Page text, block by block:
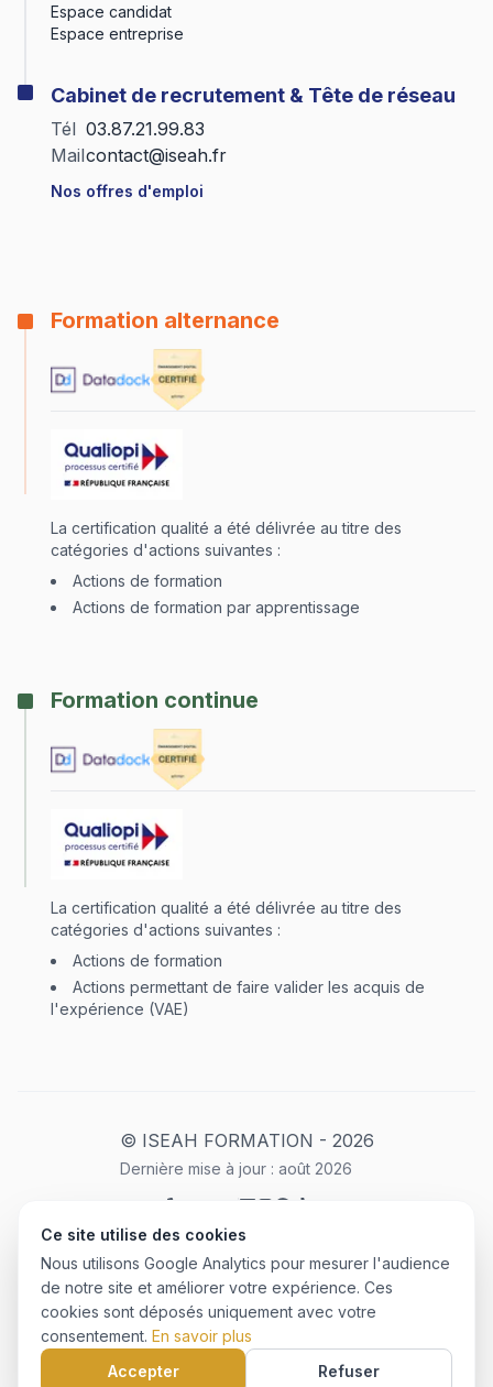
Espace candidat
Espace entreprise
Cabinet de recrutement & Tête de réseau
Tél 03.87.21.99.83
Mailcontact@iseah.fr
Nos offres d'emploi
Formation alternance
La certification qualité a été délivrée au titre des
catégories d'actions suivantes :
Actions de formation
Actions de formation par apprentissage
Formation continue
La certification qualité a été délivrée au titre des
catégories d'actions suivantes :
Actions de formation
Actions permettant de faire valider les acquis de
l'expérience (VAE)
© ISEAH FORMATION - 2026
Dernière mise à jour : août 2026
Mentions LégalesPlan du site
CGU
Créé avec ❤️ par HMS
©2026
Ce site utilise des cookies
Nous utilisons Google Analytics pour mesurer l'audience
de notre site et améliorer votre expérience. Ces
cookies sont déposés uniquement avec votre
consentement. En savoir plus
Accepter
Refuser